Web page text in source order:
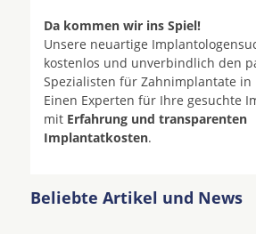
Da kommen wir ins Spiel!
Unsere neuartige
kostenlos und unverbindlich den
Spezialisten für Zahnimplantate in
Einen Experten für Ihre gesuchte
mit Erfahrung und transparenten
Implantatkosten.
Beliebte Artikel und News